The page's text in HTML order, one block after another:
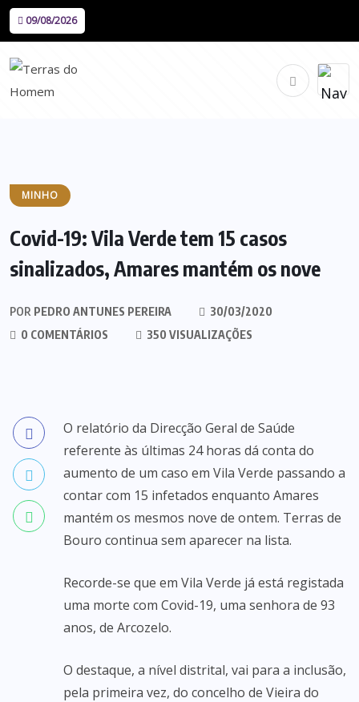
09/08/2026
MINHO
Covid-19: Vila Verde tem 15 casos
sinalizados, Amares mantém os nove
POR PEDRO ANTUNES PEREIRA
30/03/2020
0 COMENTÁRIOS
350 VISUALIZAÇÕES
O relatório da Direcção Geral de Saúde
referente às últimas 24 horas dá conta do
aumento de um caso em Vila Verde passando a
contar com 15 infetados enquanto Amares
mantém os mesmos nove de ontem. Terras de
Bouro continua sem aparecer na lista.
Recorde-se que em Vila Verde já está registada
uma morte com Covid-19, uma senhora de 93
anos, de Arcozelo.
O destaque, a nível distrital, vai para a inclusão,
pela primeira vez, do concelho de Vieira do